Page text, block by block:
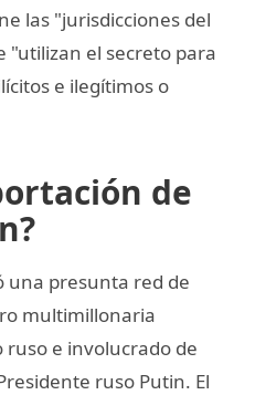
las "jurisdicciones del
"utilizan el secreto para
e ilegítimos o
de
una presunta red de
multimillonaria
e involucrado de
ruso Putin. El